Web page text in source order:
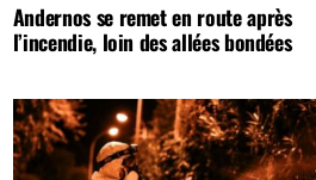
Andernos se remet en route après
l’incendie, loin des allées bondées